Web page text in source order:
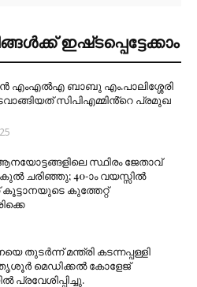
ഇഷ്‌‌ടപ്പെട്ടേക്കാം
എംഎൽഎ ബാബു എം.പാലിശ്ശേരി
സിപിഎമ്മിൻ്റെ പ്രമുഖ
സ്ഥിരം ജേതാവ്
ചരിഞ്ഞു; 40-ാം വയസ്സിൽ
കൂട്ടാനയുടെ കുത്തേറ്റ്
തുടർന്ന് മന്ത്രി കടന്നപ്പള്ളി
തൃശൂർ മെഡിക്കൽ കോളേജ്